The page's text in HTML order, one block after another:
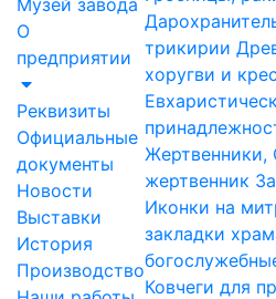
Музей завода
О
предприятии
Реквизиты
Официальные
документы
Новости
Выставки
История
Производство
трикирии
хоругви и
Жертвенники,
жертвенник
Иконки на
закладки
Ковчеги для